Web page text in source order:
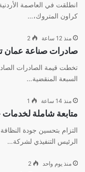
انطلقت في العاصمة
كراون المتروك،…
منذ 12 ساعة 2
صادرات صناعة عمان تتجاوز 4
تخطت قيمة الصادرات
السبعة المنقضية…
منذ 14 ساعة 1
متابعة شاملة
التزام بتحسين جودة
الرئيس التنفيذي لشركة…
منذ يوم واحد 2